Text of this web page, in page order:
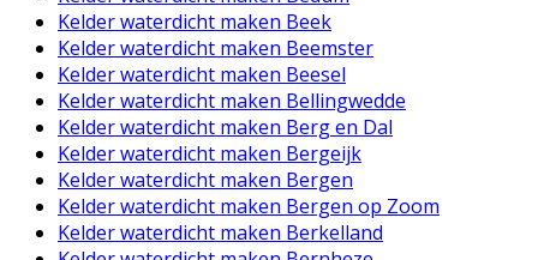
Kelder waterdicht maken Beek
Kelder waterdicht maken Beemster
Kelder waterdicht maken Beesel
Kelder waterdicht maken Bellingwedde
Kelder waterdicht maken Berg en Dal
Kelder waterdicht maken Bergeijk
Kelder waterdicht maken Bergen
Kelder waterdicht maken Bergen op Zoom
Kelder waterdicht maken Berkelland